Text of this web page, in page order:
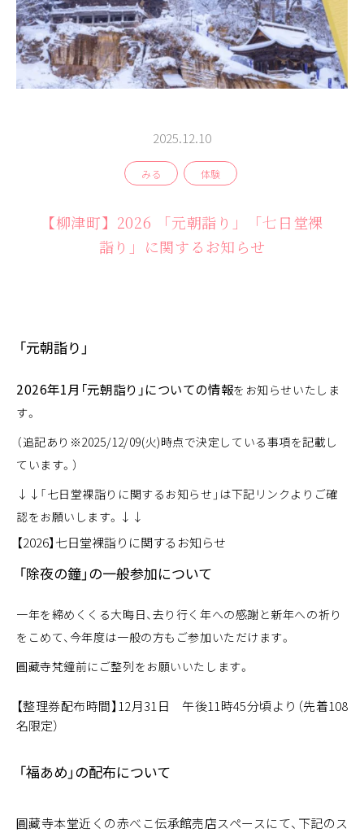
お問い合わせ
2025.12.10
みる 体験
【柳津町】2026 「元朝詣り」「七日堂裸
詣り」に関するお知らせ
「元朝詣り」
2026年1月「元朝詣り」についての情報をお知らせいたしま
す。
（追記あり※2025/12/09(火)時点で決定している事項を記載し
ています。）
↓↓「七日堂裸詣りに関するお知らせ」は下記リンクよりご確
認をお願いします。↓↓
【2026】七日堂裸詣りに関するお知らせ
「除夜の鐘」の一般参加について
一年を締めくくる大晦日、去り行く年への感謝と新年への祈り
をこめて、今年度は一般の方もご参加いただけます。
圓藏寺梵鐘前にご整列をお願いいたします。
【整理券配布時間】12月31日 午後11時45分頃より（先着108
名限定）
「福あめ」の配布について
圓藏寺本堂近くの赤べこ伝承館売店スペースにて、下記のス